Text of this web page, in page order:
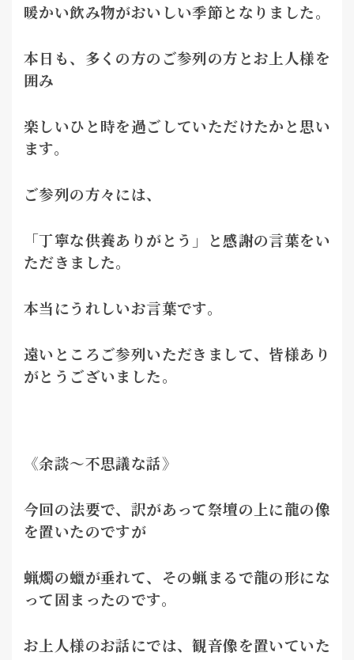
暖かい飲み物がおいしい季節となりました。
本日も、多くの方のご参列の方とお上人様を
囲み
楽しいひと時を過ごしていただけたかと思い
ます。
ご参列の方々には、
「丁寧な供養ありがとう」と感謝の言葉をい
ただきました。
本当にうれしいお言葉です。
遠いところご参列いただきまして、皆様あり
がとうございました。
《余談～不思議な話》
今回の法要で、訳があって祭壇の上に龍の像
を置いたのですが
蝋燭の蠟が垂れて、その蝋まるで龍の形にな
って固まったのです。
お上人様のお話にでは、観音像を置いていた